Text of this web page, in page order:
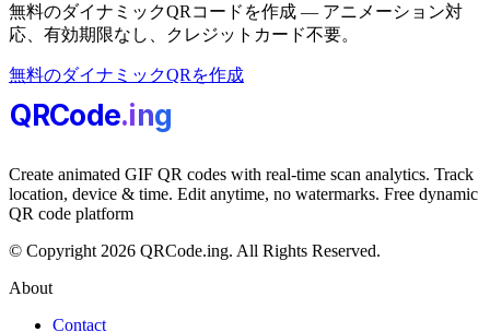
無料のダイナミックQRコードを作成 — アニメーション対
応、有効期限なし、クレジットカード不要。
無料のダイナミックQRを作成
QRCode.ing
Create animated GIF QR codes with real-time scan analytics. Track
location, device & time. Edit anytime, no watermarks. Free dynamic
QR code platform
© Copyright 2026 QRCode.ing. All Rights Reserved.
About
Contact